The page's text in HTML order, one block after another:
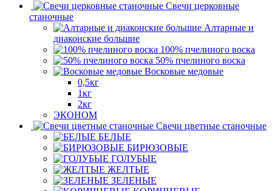
Свечи церковные
станочные
Алтарные и
диаконские большие
100% пчелиного воска
50% пчелиного воска
Восковые медовые
0,5кг
1кг
2кг
ЭКОНОМ
Свечи цветные станочные
БЕЛЫЕ
БИРЮЗОВЫЕ
ГОЛУБЫЕ
ЖЕЛТЫЕ
ЗЕЛЕНЫЕ